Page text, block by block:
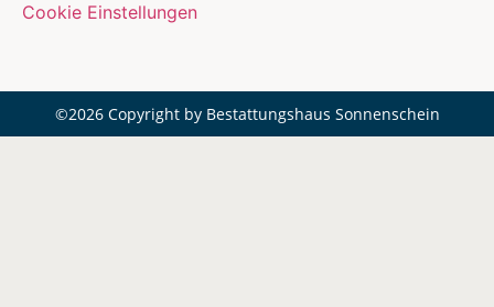
Cookie Einstellungen
©2026 Copyright by Bestattungshaus Sonnenschein